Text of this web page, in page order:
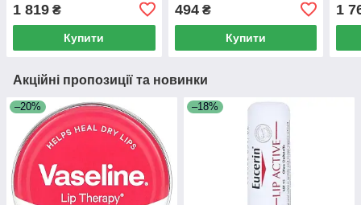
суперактивною
сироваткою А, 2 флакони
1 819 ₴
Купити
494₴
Купити
1
Акційні пропозиції та новинки
–20% –18%